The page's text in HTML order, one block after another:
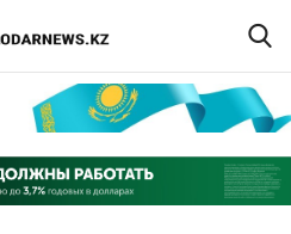
Регистрация